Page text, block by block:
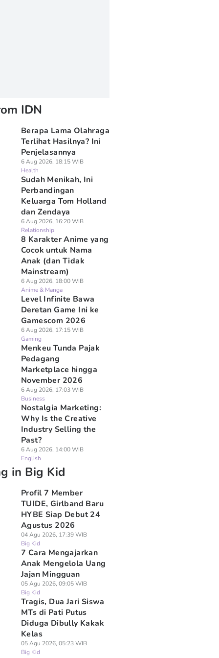
IDN
Berapa Lama Olahraga
Terlihat Hasilnya? Ini
Penjelasannya
6 Aug 2026, 18:15 WIB
Health
Sudah Menikah, Ini
Perbandingan
Keluarga Tom Holland
dan Zendaya
6 Aug 2026, 16:20 WIB
Relationship
8 Karakter Anime yang
Cocok untuk Nama
Anak (dan Tidak
Mainstream)
6 Aug 2026, 18:00 WIB
Anime & Manga
Level Infinite Bawa
Deretan Game Ini ke
Gamescom 2026
6 Aug 2026, 17:15 WIB
Gaming
Menkeu Tunda Pajak
Pedagang
Marketplace hingga
November 2026
6 Aug 2026, 17:03 WIB
Business
Nostalgia Marketing:
Why Is the Creative
Industry Selling the
Past?
6 Aug 2026, 14:00 WIB
English
in Big Kid
Profil 7 Member
TUIDE, Girlband Baru
HYBE Siap Debut 24
Agustus 2026
04 Agu 2026, 17:39 WIB
Big Kid
7 Cara Mengajarkan
Anak Mengelola Uang
Jajan Mingguan
05 Agu 2026, 09:05 WIB
Big Kid
Tragis, Dua Jari Siswa
MTs di Pati Putus
Diduga Dibully Kakak
Kelas
05 Agu 2026, 05:23 WIB
Big Kid